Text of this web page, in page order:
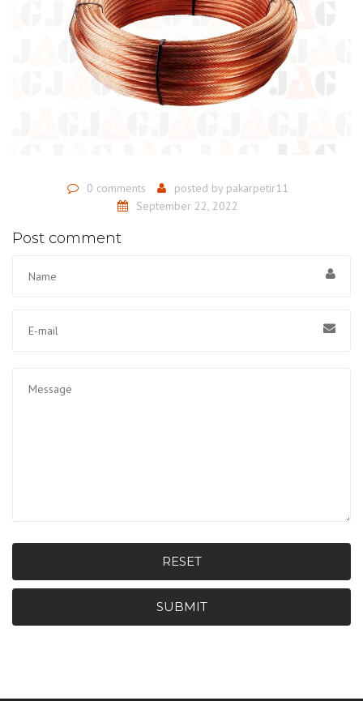
0 comments posted by pakarpetir11
September 22, 2022
Post comment
RESET
SUBMIT